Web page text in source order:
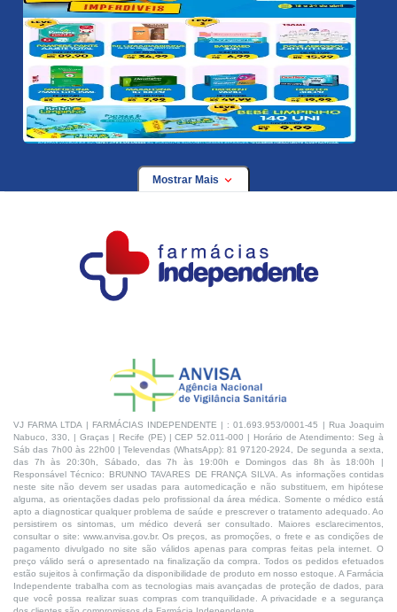
Mostrar Mais
VJ FARMA LTDA | FARMÁCIAS INDEPENDENTE | : 01.693.953/0001-45 | Rua Joaquim
Nabuco, 330, | Graças | Recife (PE) | CEP 52.011-000 | Horário de Atendimento: Seg à
Sáb das 7h00 às 22h00 | Televendas (WhatsApp): 81 97120-2924, De segunda a sexta,
das 7h às 20:30h, Sábado, das 7h às 19:00h e Domingos das 8h às 18:00h |
Responsável Técnico: BRUNNO TAVARES DE FRANÇA SILVA. As informações contidas
neste site não devem ser usadas para automedicação e não substituem, em hipótese
alguma, as orientações dadas pelo profissional da área médica. Somente o médico está
apto a diagnosticar qualquer problema de saúde e prescrever o tratamento adequado. Ao
persistirem os sintomas, um médico deverá ser consultado. Maiores esclarecimentos,
consultar o site: www.anvisa.gov.br. Os preços, as promoções, o frete e as condições de
pagamento divulgado no site são válidos apenas para compras feitas pela internet. O
preço válido será o apresentado na finalização da compra. Todos os pedidos efetuados
estão sujeitos à confirmação da disponibilidade de produto em nosso estoque. A Farmácia
Independente trabalha com as tecnologias mais avançadas de proteção de dados, para
que você possa realizar suas compras com tranquilidade. A privacidade e a segurança